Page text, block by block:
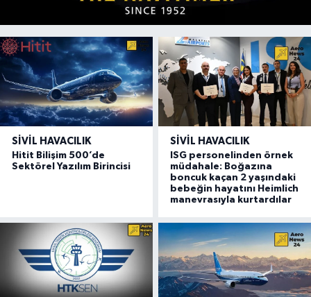
SIVIL HAVACILIK
Hitit Bilişim 500’de
Sektörel Yazılım Birincisi
SIVIL HAVACILIK
ISG personelinden örnek
müdahale: Boğazına
boncuk kaçan 2 yaşındaki
bebeğin hayatını Heimlich
manevrasıyla kurtardılar